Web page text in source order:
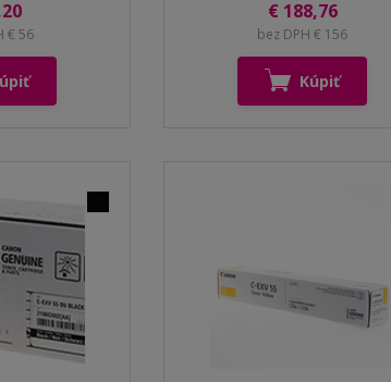
€ 56
€ 188,76
bez DPH € 156
Kúpiť